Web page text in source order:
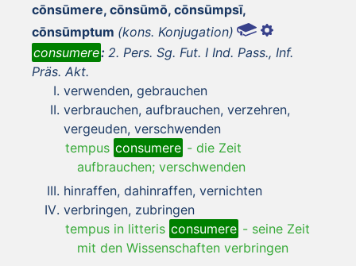
cōnsūmere, cōnsūmō, cōnsūmpsī,
cōnsūmptum (kons. Konjugation)
consumere: 2. Pers. Sg. Fut. I Ind. Pass., Inf.
Präs. Akt.
verwenden, gebrauchen
verbrauchen, aufbrauchen, verzehren,
vergeuden, verschwenden
tempus consumere - die Zeit
aufbrauchen; verschwenden
hinraffen, dahinraffen, vernichten
verbringen, zubringen
tempus in litteris consumere - seine Zeit
mit den Wissenschaften verbringen